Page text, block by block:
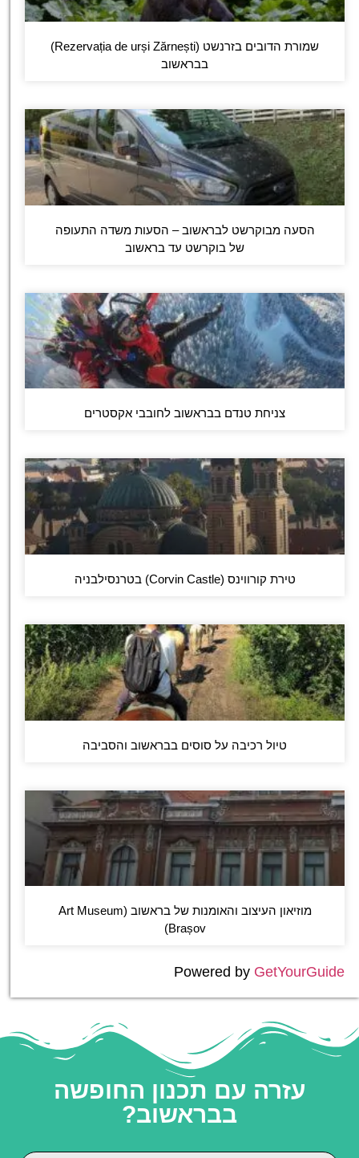
שמורת הדובים בזרנשט (Rezervația de urși Zărnești)
בבראשוב
הסעה מבוקרשט לבראשוב – הסעות משדה התעופה
של בוקרשט עד בראשוב
צניחת טנדם בבראשוב לחובבי אקסטרים
טירת קורווינס (Corvin Castle) בטרנסילבניה
טיול רכיבה על סוסים בבראשוב והסביבה
מוזיאון העיצוב והאומנות של בראשוב (Art Museum
Brașov)
Powered by GetYourGuide
עזרה עם תכנון החופשה
בבראשוב?